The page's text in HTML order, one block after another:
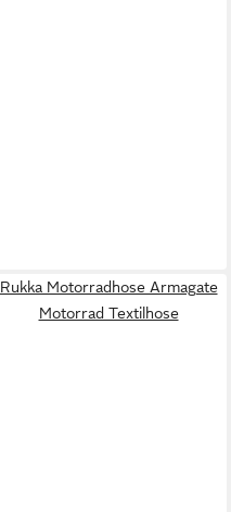
Rukka Motorradhose Armagate
Motorrad Textilhose